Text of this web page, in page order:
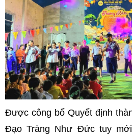
Được công bố Quyết định
Đạo Tràng Như Đức tuy